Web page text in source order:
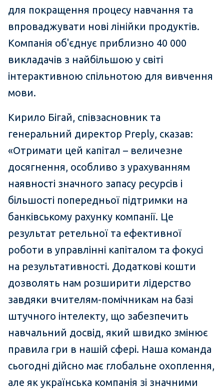
для покращення процесу навчання та
впроваджувати нові лінійки продуктів.
Компанія об'єднує приблизно 40 000
викладачів з найбільшою у світі
інтерактивною спільнотою для вивчення
мови.
Кирило Бігай, співзасновник та
генеральний директор Preply, сказав:
«Отримати цей капітал – величезне
досягнення, особливо з урахуванням
наявності значного запасу ресурсів і
більшості попередньої підтримки на
банківському рахунку компанії. Це
результат ретельної та ефективної
роботи в управлінні капіталом та фокусі
на результативності. Додаткові кошти
дозволять нам розширити лідерство
завдяки вчителям-помічникам на базі
штучного інтелекту, що забезпечить
навчальний досвід, який швидко змінює
правила гри в нашій сфері. Наша команда
сьогодні дійсно має глобальне охоплення,
але як українська компанія зі значними